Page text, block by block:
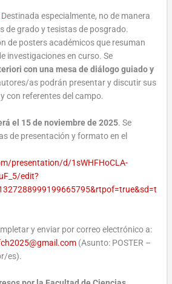
Destinada especialmente, no de manera
de grado y tesistas de posgrado.
de posters académicos que resuman
investigaciones en curso. Se
con una mesa de diálogo guiado y
as podrán presentar y discutir sus
con referentes del campo.
el 15 de noviembre de 2025. Se
de presentación y formato en el
presentation/d/1sWHFHoCLA-
edit?
y enviar por correo electrónico a:
(Asunto: POSTER –
es).